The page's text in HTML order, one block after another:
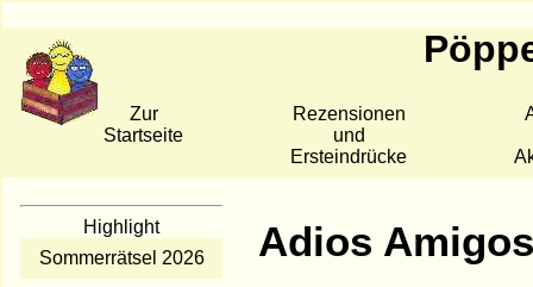
Zur
Startseite
Rezensionen
und
Ersteindrücke
Highlight
Sommerrätsel 2026
Adios Amigos